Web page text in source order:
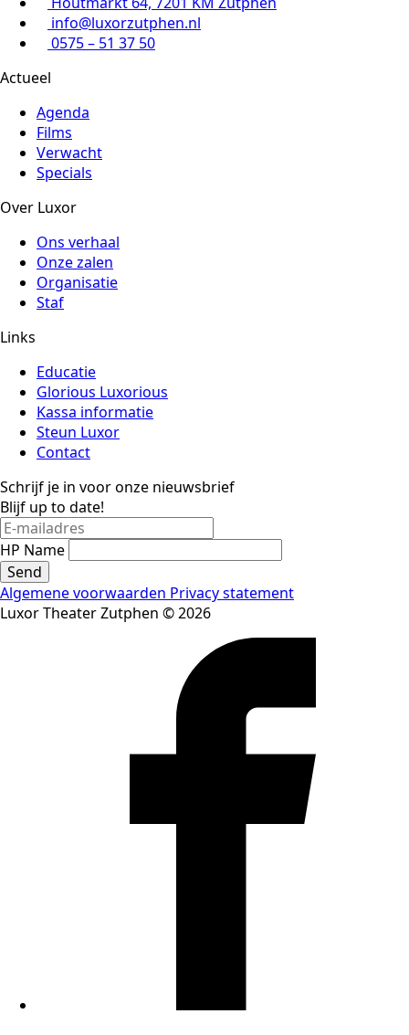
info@luxorzutphen.nl
0575 – 51 37 50
Actueel
Agenda
Films
Verwacht
Specials
Over Luxor
Ons verhaal
Onze zalen
Organisatie
Staf
Links
Educatie
Glorious Luxorious
Kassa informatie
Steun Luxor
Contact
Schrijf je in voor onze nieuwsbrief
Blijf up to date!
HP Name
Send
Algemene voorwaarden Privacy statement
Luxor Theater Zutphen © 2026